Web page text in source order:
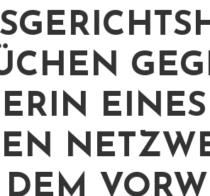
EINES